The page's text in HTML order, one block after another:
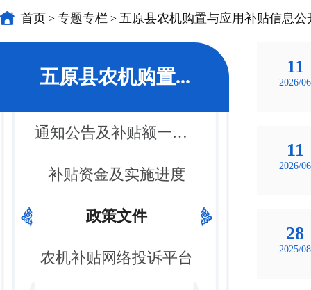
首页 > 专题专栏 > 五原县农机购置与应用补贴信息公
五原县农机购置...
通知公告及补贴额一览表
补贴资金及实施进度
政策文件
农机补贴网络投诉平台
11
2026/06
11
2026/06
28
2025/08